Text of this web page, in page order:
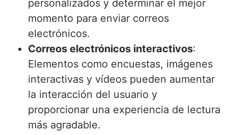
personalizados y determinar el mejor
momento para enviar correos
electrónicos.
Correos electrónicos interactivos:
Elementos como encuestas, imágenes
interactivas y vídeos pueden aumentar
la interacción del usuario y
proporcionar una experiencia de lectura
más agradable.